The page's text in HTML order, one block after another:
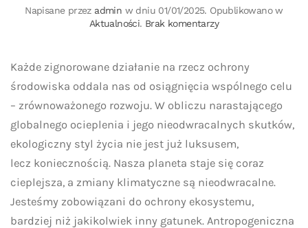
Napisane przez admin w dniu 01/01/2025. Opublikowano w
Aktualności. Brak komentarzydo
firmę
przejście
na ekologię?
Każde zignorowane działanie na rzecz ochrony
środowiska oddala nas od osiągnięcia wspólnego celu
– zrównoważonego rozwoju. W obliczu narastającego
globalnego ocieplenia i jego nieodwracalnych skutków,
ekologiczny styl życia nie jest już luksusem,
lecz koniecznością. Nasza planeta staje się coraz
cieplejsza, a zmiany klimatyczne są nieodwracalne.
Jesteśmy zobowiązani do ochrony ekosystemu,
bardziej niż jakikolwiek inny gatunek. Antropogeniczna